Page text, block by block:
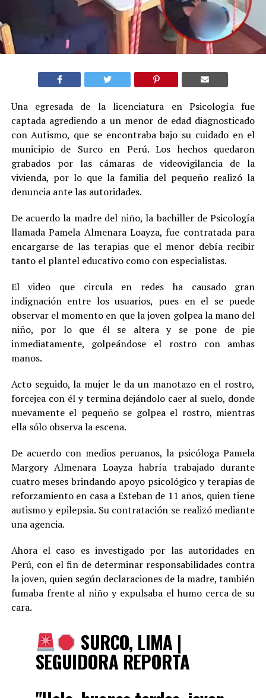
Una egresada de la licenciatura en Psicología fue
captada agrediendo a un menor de edad diagnosticado
con Autismo, que se encontraba bajo su cuidado en el
municipio de Surco en Perú. Los hechos quedaron
grabados por las cámaras de videovigilancia de la
vivienda, por lo que la familia del pequeño realizó la
denuncia ante las autoridades.
De acuerdo la madre del niño, la bachiller de Psicología
llamada Pamela Almenara Loayza, fue contratada para
encargarse de las terapias que el menor debía recibir
tanto el plantel educativo como con especialistas.
El video que circula en redes ha causado gran
indignación entre los usuarios, pues en el se puede
observar el momento en que la joven golpea la mano del
niño, por lo que él se altera y se pone de pie
inmediatamente, golpeándose el rostro con ambas
manos.
Acto seguido, la mujer le da un manotazo en el rostro,
forcejea con él y termina dejándolo caer al suelo, donde
nuevamente el pequeño se golpea el rostro, mientras
ella sólo observa la escena.
De acuerdo con medios peruanos, la psicóloga Pamela
Margory Almenara Loayza habría trabajado durante
cuatro meses brindando apoyo psicológico y terapias de
reforzamiento en casa a Esteban de 11 años, quien tiene
autismo y epilepsia. Su contratación se realizó mediante
una agencia.
Ahora el caso es investigado por las autoridades en
Perú, con el fin de determinar responsabilidades contra
la joven, quien según declaraciones de la madre, también
fumaba frente al niño y expulsaba el humo cerca de su
cara.
SURCO, LIMA |
SEGUIDORA REPORTA